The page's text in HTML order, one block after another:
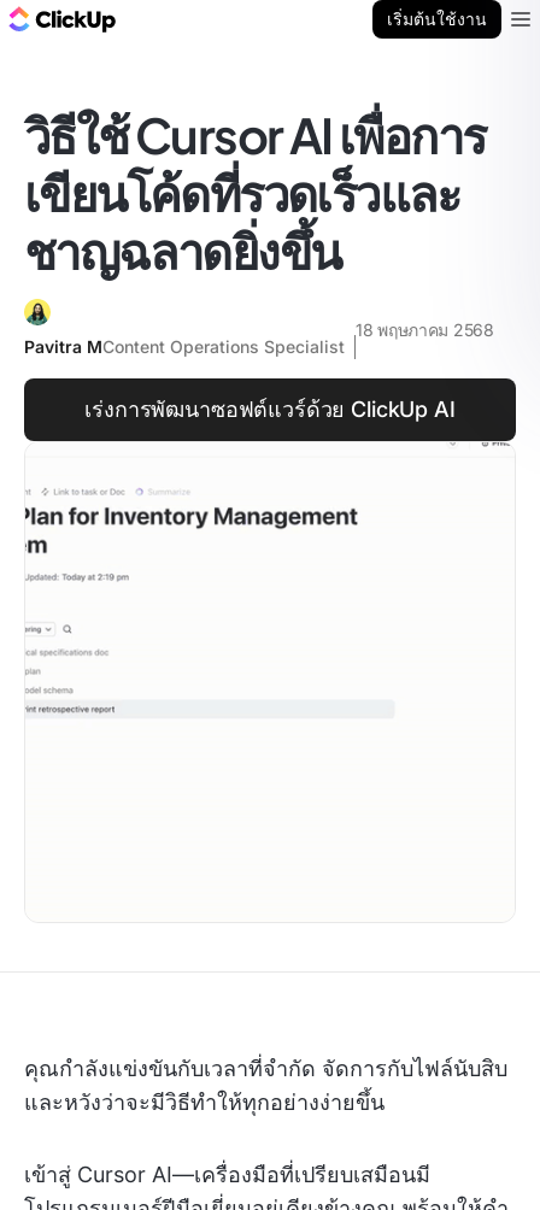
เริ่มต้นใช้งาน
วิธีใช้ Cursor AI เพื่อการ
เขียนโค้ดที่รวดเร็วและ
ชาญฉลาดยิ่งขึ้น
Pavitra MContent Operations Specialist
18 พฤษภาคม 2568
เร่งการพัฒนาซอฟต์แวร์ด้วย ClickUp AI
คุณกำลังแข่งขันกับเวลาที่จำกัด จัดการกับไฟล์นับสิบ
และหวังว่าจะมีวิธีทำให้ทุกอย่างง่ายขึ้น
เข้าสู่ Cursor AI—เครื่องมือที่เปรียบเสมือนมี